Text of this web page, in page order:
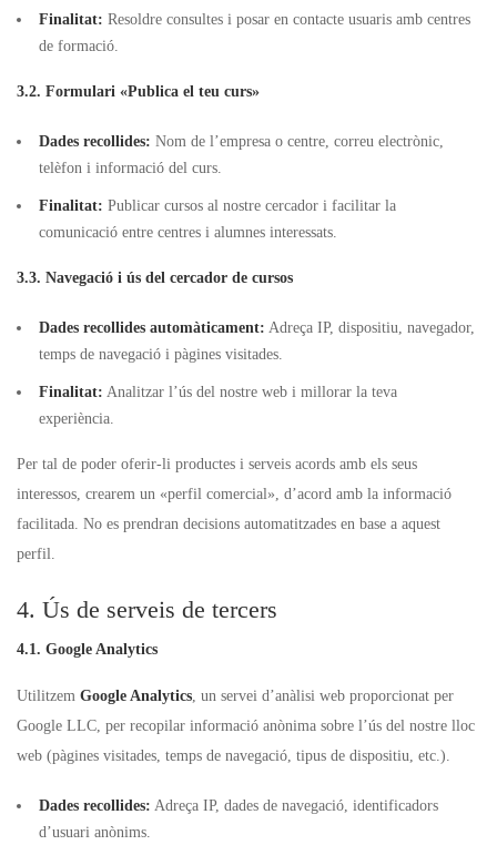
Finalitat: Resoldre consultes i posar en contacte usuaris amb centres
de formació.
3.2. Formulari «Publica el teu curs»
Dades recollides: Nom de l’empresa o centre, correu electrònic,
telèfon i informació del curs.
Finalitat: Publicar cursos al nostre cercador i facilitar la
comunicació entre centres i alumnes interessats.
3.3. Navegació i ús del cercador de cursos
Dades recollides automàticament: Adreça IP, dispositiu, navegador,
temps de navegació i pàgines visitades.
Finalitat: Analitzar l’ús del nostre web i millorar la teva
experiència.
Per tal de poder oferir-li productes i serveis acords amb els seus
interessos, crearem un «perfil comercial», d’acord amb la informació
facilitada. No es prendran decisions automatitzades en base a aquest
perfil.
4. Ús de serveis de tercers
4.1. Google Analytics
Utilitzem Google Analytics, un servei d’anàlisi web proporcionat per
Google LLC, per recopilar informació anònima sobre l’ús del nostre lloc
web (pàgines visitades, temps de navegació, tipus de dispositiu, etc.).
Dades recollides: Adreça IP, dades de navegació, identificadors
d’usuari anònims.